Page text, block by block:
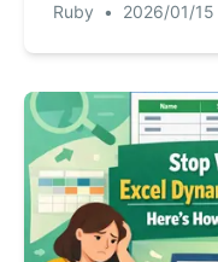
de pivot table e
insights em
Ruby • 2026/01/15